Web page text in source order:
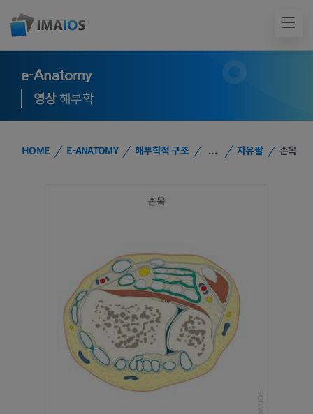
e-Anatomy
영상해부학
HOME E-ANATOMY 해부학적 구조 ... 자유팔 손목